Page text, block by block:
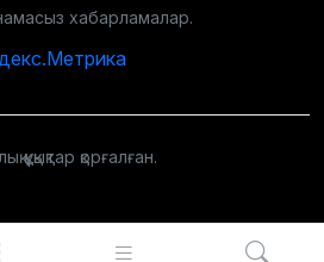
хабарламалар.
құқықтар қорғалған.